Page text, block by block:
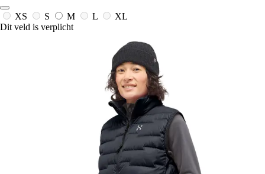
XS S M L
XL
Dit veld is verplicht